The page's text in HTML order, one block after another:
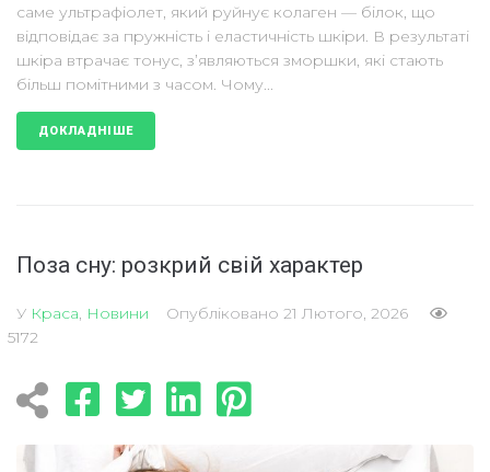
саме ультрафіолет, який руйнує колаген — білок, що
відповідає за пружність і еластичність шкіри. В результаті
шкіра втрачає тонус, з’являються зморшки, які стають
більш помітними з часом. Чому...
ДОКЛАДНІШЕ
Поза сну: розкрий свій характер
У Краса, Новини Опубліковано 21 Лютого, 2026
5172